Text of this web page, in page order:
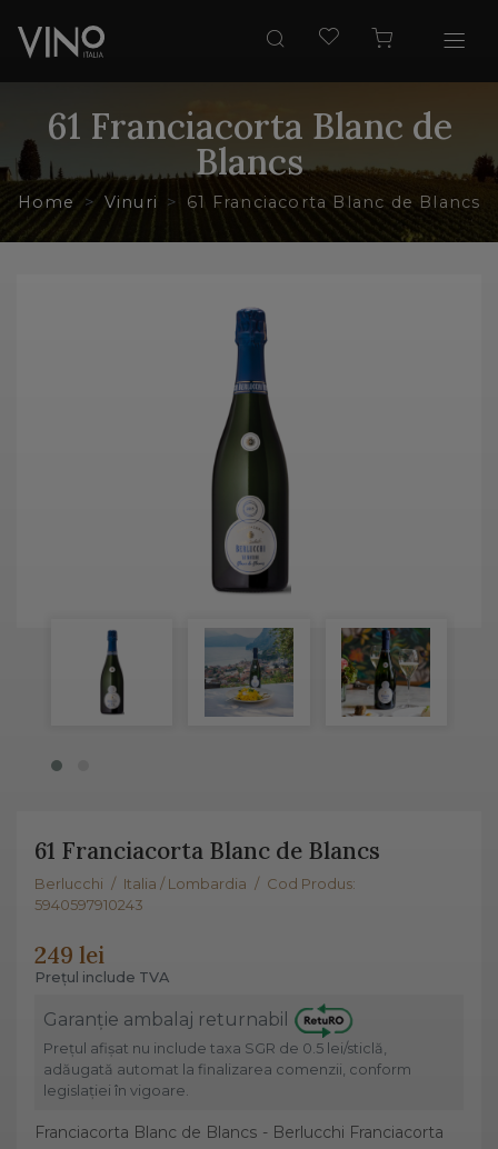
61 Franciacorta Blanc de
Blancs
Home Vinuri 61 Franciacorta Blanc de Blancs
61 Franciacorta Blanc de Blancs
Berlucchi / Italia / Lombardia / Cod Produs:
5940597910243
249 lei
Prețul include TVA
Garanție ambalaj returnabil
Prețul afișat nu include taxa SGR de 0.5 lei/sticlă,
adăugată automat la finalizarea comenzii, conform
legislației în vigoare.
Franciacorta Blanc de Blancs - Berlucchi Franciacorta